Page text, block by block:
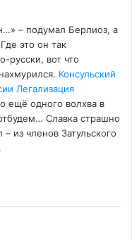
– подумал Берлиоз, а
это он так
русски, вот что
Консульский
Легализация
ещё одного волхва в
Славка страшно
из членов Затульского